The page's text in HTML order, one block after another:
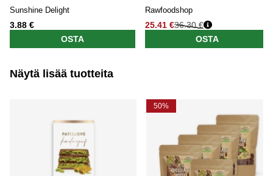
Sunshine Delight
3.88 €
OSTA
Rawfoodshop
25.41 €36.30 €
OSTA
Näytä lisää tuotteita
50%